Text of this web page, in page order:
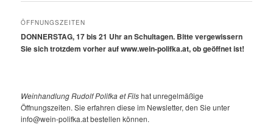
ÖFFNUNGSZEITEN
DONNERSTAG, 17 bis 21 Uhr an Schultagen. Bitte vergewissern
Sie sich trotzdem vorher auf www.wein-polifka.at, ob geöffnet ist!
Weinhandlung Rudolf Polifka et Filshat unregelmäßige
Öffnungszeiten. Sie erfahren diese im Newsletter, den Sie unter
info@wein-polifka.at bestellen können.